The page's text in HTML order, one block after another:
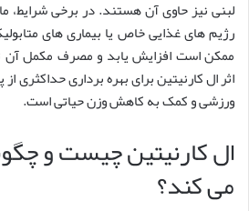
لبنی نیز حاوی آن هستند. در برخی شرایط،
رژیم های غذایی خاص یا بیماری های
ممکن است افزایش یابد و مصرف مکمل
اثر ال کارنیتین برای بهره برداری حداکثری
ورزشی و کمک به کاهش وزن حیاتی است.
ال کارنیتین چیست و
می کند؟